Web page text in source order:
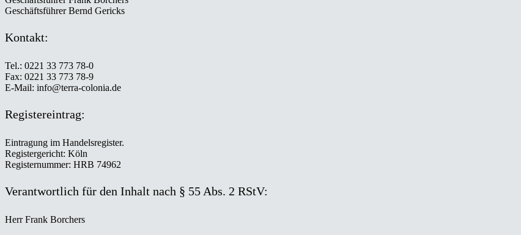
Geschäftsführer Bernd Gericks
Kontakt:
Tel.: 0221 33 773 78-0
Fax: 0221 33 773 78-9
E-Mail: info@terra-colonia.de
Registereintrag:
Eintragung im Handelsregister.
Registergericht: Köln
Registernummer: HRB 74962
Verantwortlich für den Inhalt nach § 55 Abs. 2 RStV:
Herr Frank Borchers